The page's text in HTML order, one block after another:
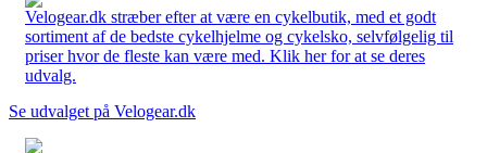
Velogear.dk stræber efter at være en cykelbutik, med et godt
sortiment af de bedste cykelhjelme og cykelsko, selvfølgelig til
priser hvor de fleste kan være med. Klik her for at se deres
udvalg.
Se udvalget på Velogear.dk